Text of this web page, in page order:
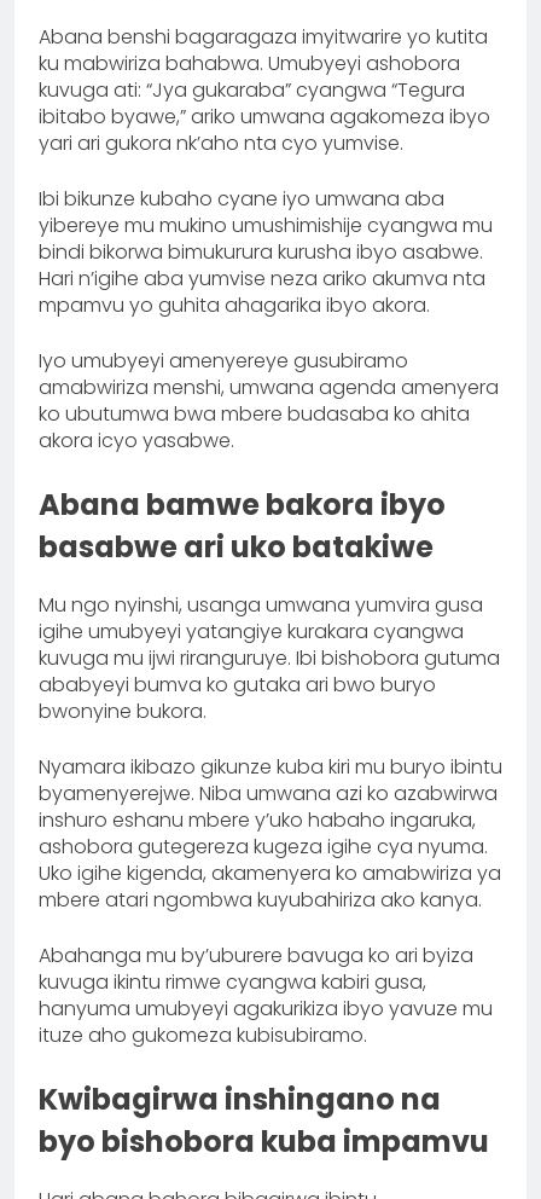
Abana benshi bagaragaza imyitwarire yo kutita
ku mabwiriza bahabwa. Umubyeyi ashobora
kuvuga ati: “Jya gukaraba” cyangwa “Tegura
ibitabo byawe,” ariko umwana agakomeza ibyo
yari ari gukora nk’aho nta cyo yumvise.
Ibi bikunze kubaho cyane iyo umwana aba
yibereye mu mukino umushimishije cyangwa mu
bindi bikorwa bimukurura kurusha ibyo asabwe.
Hari n’igihe aba yumvise neza ariko akumva nta
mpamvu yo guhita ahagarika ibyo akora.
Iyo umubyeyi amenyereye gusubiramo
amabwiriza menshi, umwana agenda amenyera
ko ubutumwa bwa mbere budasaba ko ahita
akora icyo yasabwe.
Abana bamwe bakora ibyo
basabwe ari uko batakiwe
Mu ngo nyinshi, usanga umwana yumvira gusa
igihe umubyeyi yatangiye kurakara cyangwa
kuvuga mu ijwi riranguruye. Ibi bishobora gutuma
ababyeyi bumva ko gutaka ari bwo buryo
bwonyine bukora.
Nyamara ikibazo gikunze kuba kiri mu buryo ibintu
byamenyerejwe. Niba umwana azi ko azabwirwa
inshuro eshanu mbere y’uko habaho ingaruka,
ashobora gutegereza kugeza igihe cya nyuma.
Uko igihe kigenda, akamenyera ko amabwiriza ya
mbere atari ngombwa kuyubahiriza ako kanya.
Abahanga mu by’uburere bavuga ko ari byiza
kuvuga ikintu rimwe cyangwa kabiri gusa,
hanyuma umubyeyi agakurikiza ibyo yavuze mu
ituze aho gukomeza kubisubiramo.
Kwibagirwa inshingano na
byo bishobora kuba impamvu